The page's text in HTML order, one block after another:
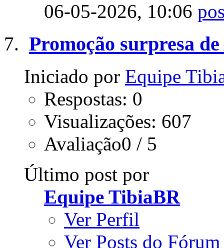
06-05-2026, 10:06
Promoção surpresa
Iniciado por Equipe
Respostas: 0
Visualizações: 607
Avaliação0 / 5
Último post por
Equipe TibiaBR
Ver Perfil
Ver Posts do Fórum